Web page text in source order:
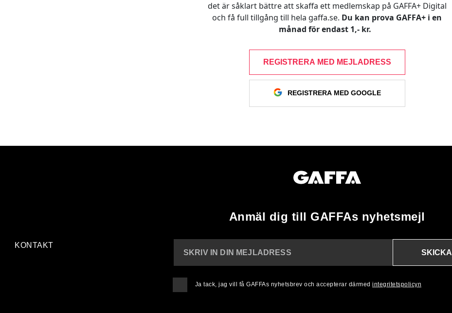
det är såklart bättre att skaffa ett medlemskap på GAFFA+ Digital
och få full tillgång till hela gaffa.se. Du kan prova GAFFA+ i en
månad för endast 1,- kr.
REGISTRERA MED MEJLADRESS
REGISTRERA MED GOOGLE
Anmäl dig till GAFFAs nyhetsmejl
KONTAKT
SKRIV IN DIN MEJLADRESS
SKICKA
Ja tack, jag vill få GAFFAs nyhetsbrev och accepterar därmed integritetspolicyn